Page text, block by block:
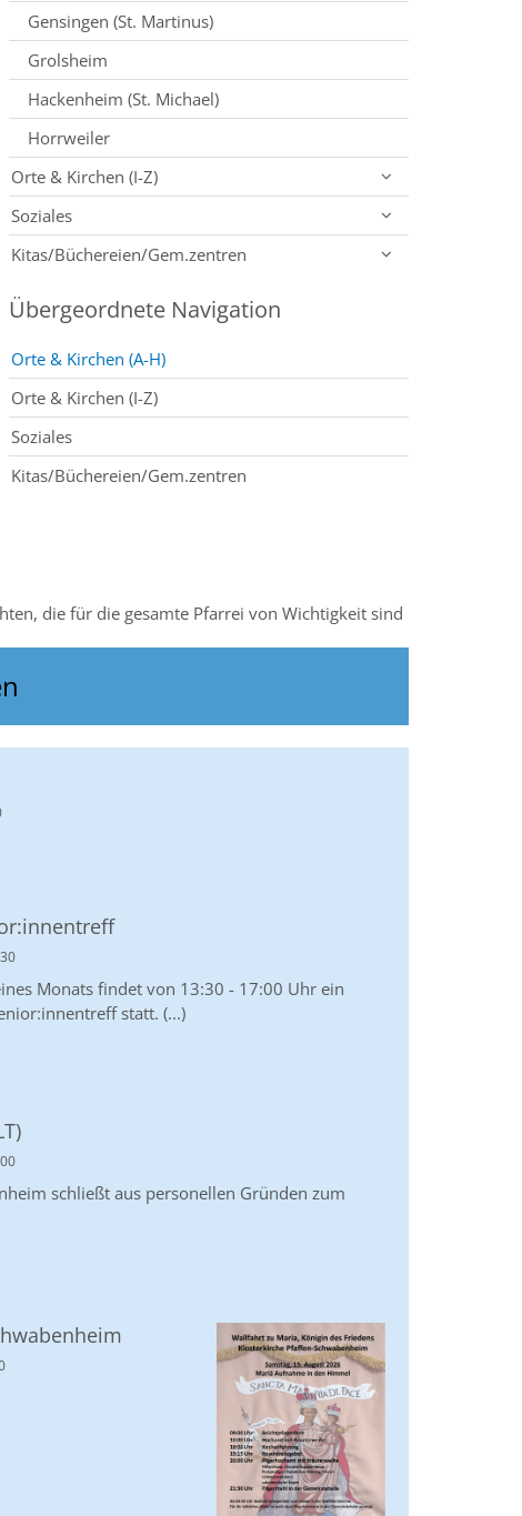
Gensingen (St. Martinus)
Grolsheim
Hackenheim (St. Michael)
Horrweiler
Orte & Kirchen (I-Z)
Soziales
Kitas/Büchereien/Gem.zentren
Übergeordnete Navigation
Orte & Kirchen (A-H)
Orte & Kirchen (I-Z)
Soziales
Kitas/Büchereien/Gem.zentren
die für die gesamte Pfarrei von Wichtigkeit sind
Monats findet von 13:30 - 17:00 Uhr ein
statt. (...)
schließt aus personellen Gründen zum